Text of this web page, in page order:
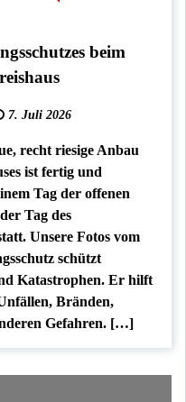
beim
7. Juli 2026
recht riesige Anbau
ist fertig und
Tag der offenen
Tag des
Unsere Fotos vom
schützt
Katastrophen. Er hilft
Bränden,
Gefahren. […]